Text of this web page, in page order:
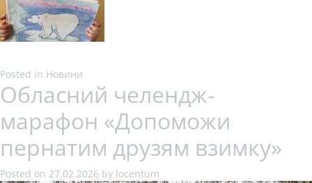
Posted in Новини
Обласний челендж-
марафон «Допоможи
пернатим друзям взимку»
Posted on 27.02.2026 by locentum